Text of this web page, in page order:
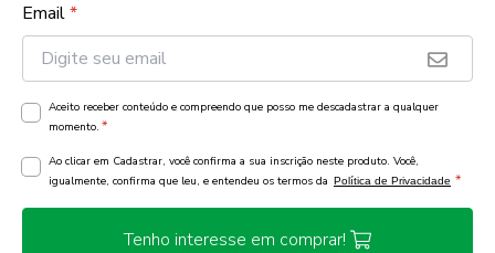
Email*
Aceito receber conteúdo e compreendo que posso me descadastrar a qualquer
momento. *
Ao clicar em Cadastrar, você confirma a sua inscrição neste produto. Você,
igualmente, confirma que leu, e entendeu os termos da Política de Privacidade *
Tenho interesse em comprar!